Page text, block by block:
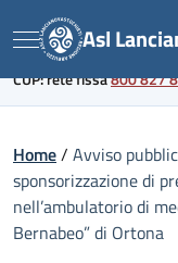
to
content
Link al portale sanitario
Menu Asl
CUP: rete fissa800 827
Home/ Avviso
sponsorizzazione di
nell’ambulatorio di
Bernabeo” di Ortona